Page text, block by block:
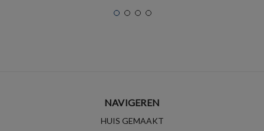
NAVIGEREN
HUIS GEMAAKT